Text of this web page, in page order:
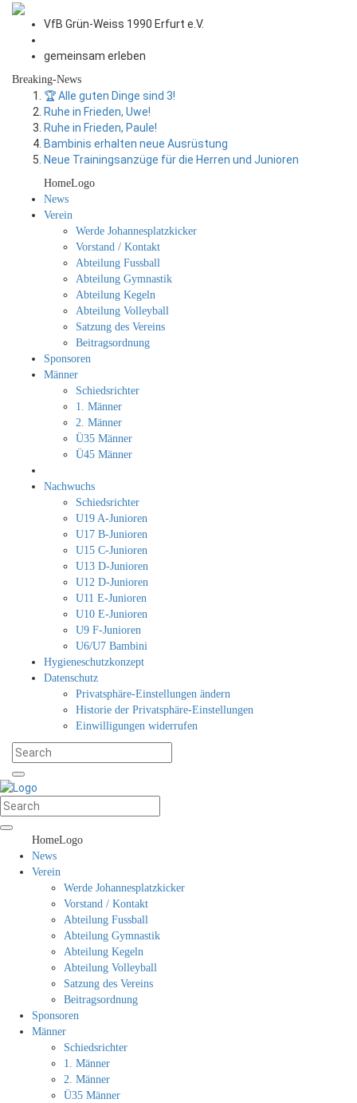
VfB Grün-Weiss 1990 Erfurt e.V.
gemeinsam erleben
Breaking-News
🏆 Alle guten Dinge sind 3!
Ruhe in Frieden, Uwe!
Ruhe in Frieden, Paule!
Bambinis erhalten neue Ausrüstung
Neue Trainingsanzüge für die Herren und Junioren
HomeLogo
News
Verein
Werde Johannesplatzkicker
Vorstand / Kontakt
Abteilung Fussball
Abteilung Gymnastik
Abteilung Kegeln
Abteilung Volleyball
Satzung des Vereins
Beitragsordnung
Sponsoren
Männer
Schiedsrichter
1. Männer
2. Männer
Ü35 Männer
Ü45 Männer
Nachwuchs
Schiedsrichter
U19 A-Junioren
U17 B-Junioren
U15 C-Junioren
U13 D-Junioren
U12 D-Junioren
U11 E-Junioren
U10 E-Junioren
U9 F-Junioren
U6/U7 Bambini
Hygieneschutzkonzept
Datenschutz
Privatsphäre-Einstellungen ändern
Historie der Privatsphäre-Einstellungen
Einwilligungen widerrufen
HomeLogo
News
Verein
Werde Johannesplatzkicker
Vorstand / Kontakt
Abteilung Fussball
Abteilung Gymnastik
Abteilung Kegeln
Abteilung Volleyball
Satzung des Vereins
Beitragsordnung
Sponsoren
Männer
Schiedsrichter
1. Männer
2. Männer
Ü35 Männer